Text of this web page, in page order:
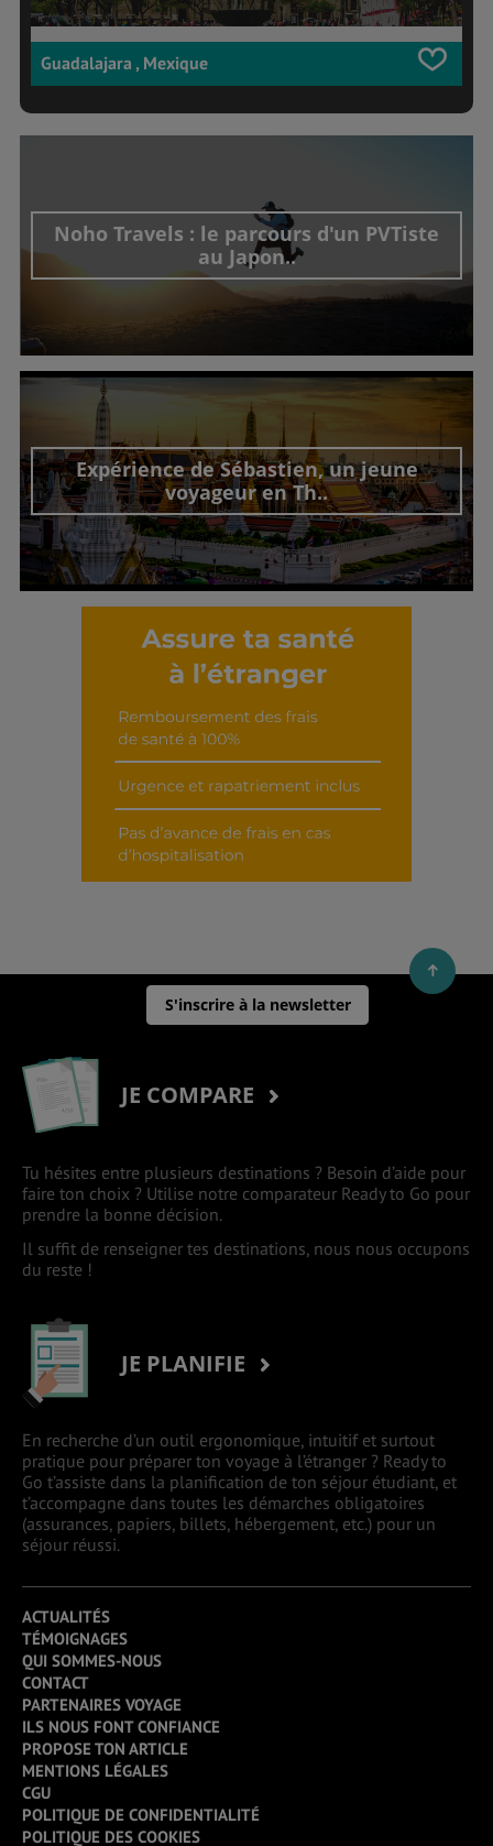
Guadalajara , Mexique
Noho Travels : le parcours d'un PVTiste
au Japon..
Découvrir cet interview
Expérience de Sébastien, un jeune
voyageur en Th..
Découvrir cet interview
S'inscrire à la newsletter
JE COMPARE
Tu hésites entre plusieurs destinations ? Besoin d’aide pour
faire ton choix ? Utilise notre comparateur Ready to Go pour
prendre la bonne décision.
Il suffit de renseigner tes destinations, nous nous occupons
du reste !
JE PLANIFIE
En recherche d’un outil ergonomique, intuitif et surtout
pratique pour préparer ton voyage à l’étranger ? Ready to
Go t’assiste dans la planification de ton séjour étudiant, et
t’accompagne dans toutes les démarches obligatoires
(assurances, papiers, billets, hébergement, etc.) pour un
séjour réussi.
ACTUALITÉS
TÉMOIGNAGES
QUI SOMMES-NOUS
CONTACT
PARTENAIRES VOYAGE
ILS NOUS FONT CONFIANCE
PROPOSE TON ARTICLE
MENTIONS LÉGALES
CGU
POLITIQUE DE CONFIDENTIALITÉ
POLITIQUE DES COOKIES